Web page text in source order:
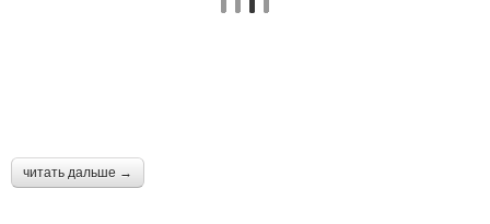
читать дальше →